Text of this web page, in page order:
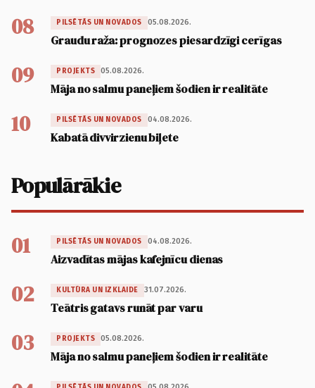
08 PILSĒTĀS UN NOVADOS 05.08.2026.
Graudu raža: prognozes piesardzīgi cerīgas
09 PROJEKTS 05.08.2026.
Māja no salmu paneļiem šodien ir realitāte
10 PILSĒTĀS UN NOVADOS 04.08.2026.
Kabatā divvirzienu biļete
Populārākie
01 PILSĒTĀS UN NOVADOS 04.08.2026.
Aizvadītas mājas kafejnīcu dienas
02 KULTŪRA UN IZKLAIDE 31.07.2026.
Teātris gatavs runāt par varu
03 PROJEKTS 05.08.2026.
Māja no salmu paneļiem šodien ir realitāte